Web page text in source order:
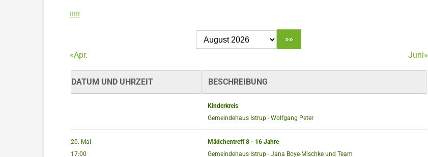
!!!!!
«Apr. Juni»
DATUM UND UHRZEIT BESCHREIBUNG
Kinderkreis
Gemeindehaus Istrup - Wolfgang Peter
20. Mai
17:00
Mädchentreff 8 - 16 Jahre
Gemeindehaus Istrup - Jana Boye-Mischke und Team